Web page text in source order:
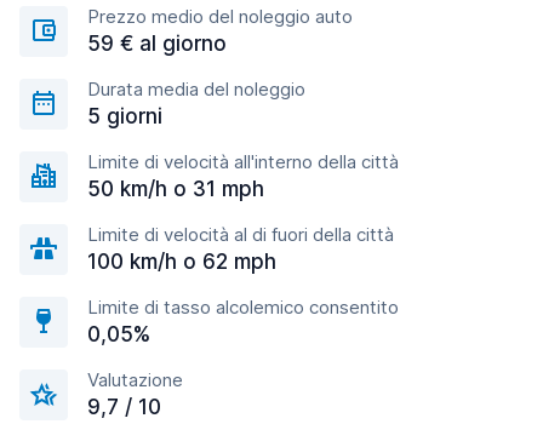
Prezzo medio del noleggio auto
59 € al giorno
Durata media del noleggio
5 giorni
Limite di velocità all'interno della città
50 km/h o 31 mph
Limite di velocità al di fuori della città
100 km/h o 62 mph
Limite di tasso alcolemico consentito
0,05%
Valutazione
9,7 / 10